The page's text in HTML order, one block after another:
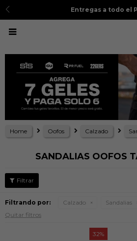
Entregas a todo el

Home Oofos Calzado
SANDALIAS OOFOS
Filtrando por: Calzado Sandalias
Quitar filtros
32